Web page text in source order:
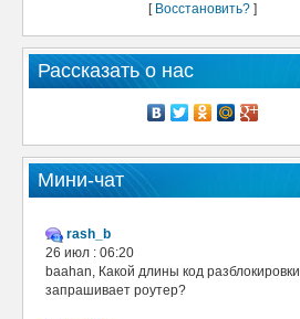
[ Восстановить?]
Рассказать о нас
Мини-чат
rash_b
26 июл : 06:20
baahan, Какой длины код разблокировки
запрашивает роутер?